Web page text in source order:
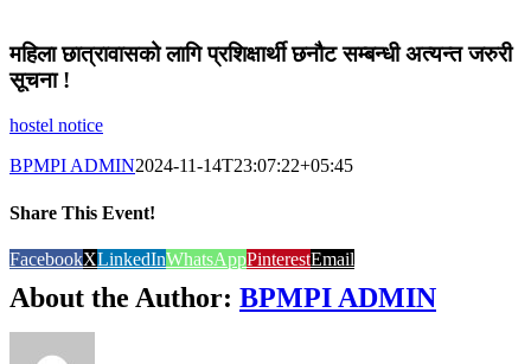
महिला छात्रावासको लागि प्रशिक्षार्थी छनौट सम्बन्धी अत्यन्त जरुरी
सूचना !
hostel notice
BPMPI ADMIN2024-11-14T23:07:22+05:45
Share This Event!
FacebookXLinkedInWhatsAppPinterestEmail
About the Author: BPMPI ADMIN